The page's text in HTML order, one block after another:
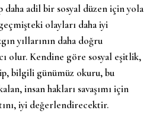
daha adil bir sosyal düzen için yola
olayları daha iyi
yıllarının daha doğru
olur. Kendine göre sosyal eşitlik,
bilgili günümüz okuru, bu
insan hakları savaşımı için
iyi değerlendirecektir.